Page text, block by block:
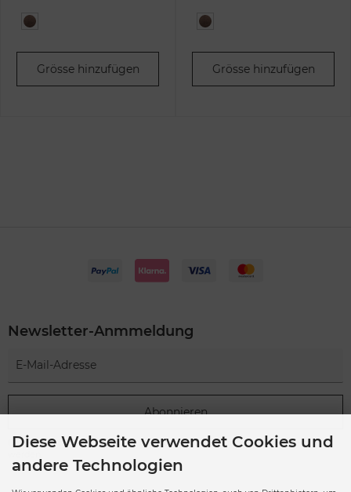
Grösse hinzufügen Grösse hinzufügen
Newsletter-Anmmeldung
Abonnieren
Der Newsletter kann jederzeit hier oder in Ihrem Kundenkonto abbestellt
Diese Webseite verwendet Cookies und
andere Technologien